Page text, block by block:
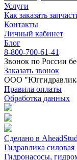
Услуги
Как заказать
Контакты
Личный кабинет
Блог
8-800-700-61-41
Звонок по России
Заказать звонок
ООО
Правила оплаты
Обработка данных
Сделано в
Гидравлика силовая
Гидронасосы,